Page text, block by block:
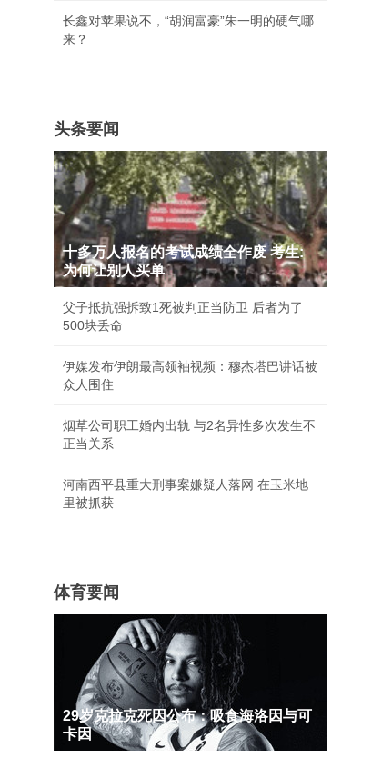
长鑫对苹果说不，“胡润富豪”朱一明的硬气哪
来？
头条要闻
十多万人报名的考试成绩全作废 考生:
为何让别人买单
父子抵抗强拆致1死被判正当防卫 后者为了
500块丢命
伊媒发布伊朗最高领袖视频：穆杰塔巴讲话被
众人围住
烟草公司职工婚内出轨 与2名异性多次发生不
正当关系
河南西平县重大刑事案嫌疑人落网 在玉米地
里被抓获
体育要闻
29岁克拉克死因公布：吸食海洛因与可
卡因